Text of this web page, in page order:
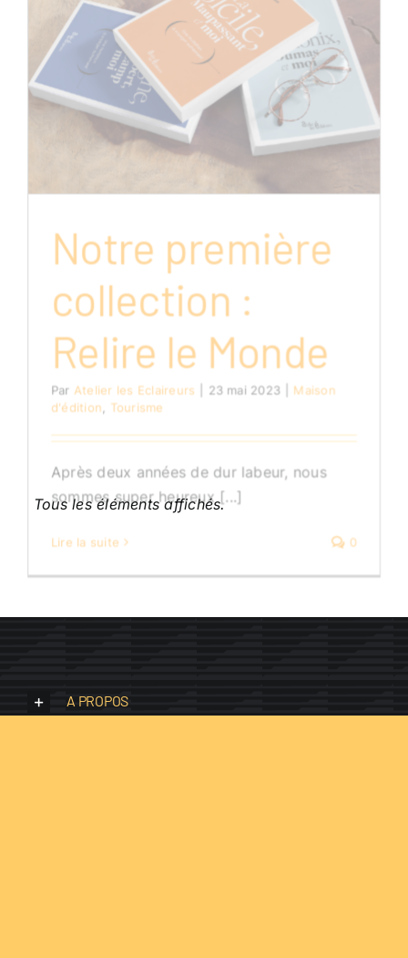
Notre première
collection :
Relire le Monde
Par Atelier les Eclaireurs 23 mai 2023
Maison
d'édition
Tourisme
Après deux années de dur labeur, nous
sommes super heureux [...]
Lire la suite 0